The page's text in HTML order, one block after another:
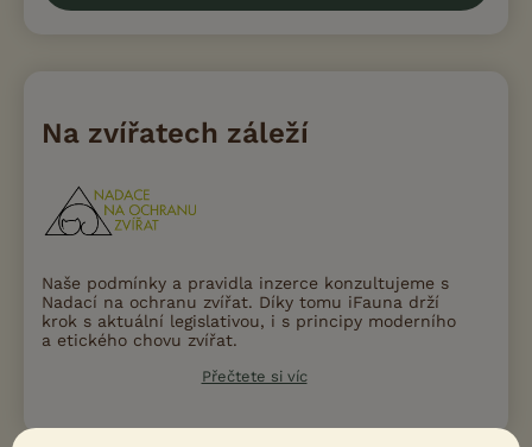
Na zvířatech záleží
Naše podmínky a pravidla inzerce konzultujeme s
Nadací na ochranu zvířat. Díky tomu iFauna drží
krok s aktuální legislativou, i s principy moderního
a etického chovu zvířat.
Přečtete si víc